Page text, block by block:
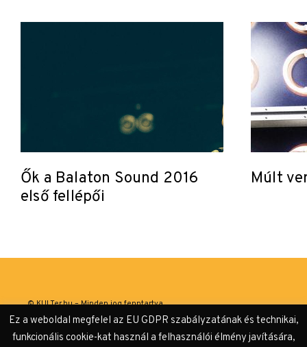
Ők a Balaton Sound 2016
első fellépői
Múlt
© KULTer.hu – Minden jog fenntartva
Ez a weboldal megfelel az EU GDPR szabályzatának és technikai,
funkcionális cookie-kat használ a felhasználói élmény javítására,